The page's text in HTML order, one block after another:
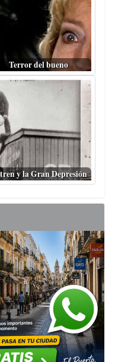
Terror del bueno
y la Gran Depresión